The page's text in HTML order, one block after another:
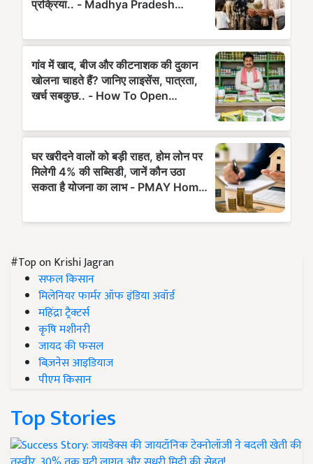
#Top on Krishi Jagran
सफल किसान
मिलेनियर फार्मर ऑफ इंडिया अवॉर्ड
महिंद्रा ट्रैक्टर्स
कृषि मशीनरी
जायद की फसल
बिज़नेस आइडियाज
पीएम किसान
Top Stories